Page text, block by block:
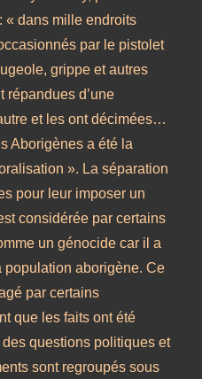
« dans mille endroits
par le pistolet
grippe et autres
répandues d’une
et les ont décimées…
Aborigènes a été la
». La séparation
pour leur imposer un
considérée par certains
un génocide car il a
aborigène. Ce
par certains
que les faits ont été
questions politiques et
sont regroupés sous